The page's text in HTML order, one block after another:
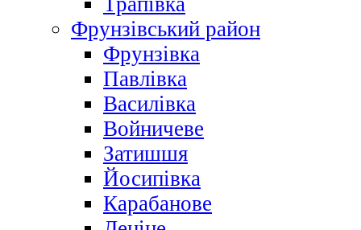
Фрунзівський район
Фрунзівка
Павлівка
Василівка
Войничеве
Затишшя
Йосипівка
Карабанове